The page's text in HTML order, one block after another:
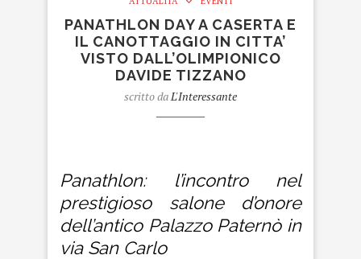
PANATHLON DAY A CASERTA E
IL CANOTTAGGIO IN CITTA’
VISTO DALL’OLIMPIONICO
DAVIDE TIZZANO
scritto da L'Interessante
Panathlon: l’incontro nel
prestigioso salone d’onore
dell’antico Palazzo Paternò in
via San Carlo